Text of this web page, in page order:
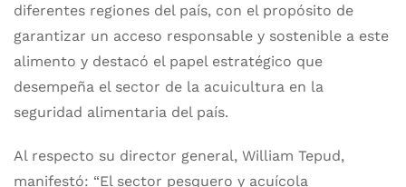
diferentes regiones del país, con el propósito de
garantizar un acceso responsable y sostenible a este
alimento y destacó el papel estratégico que
desempeña el sector de la acuicultura en la
seguridad alimentaria del país.
Al respecto su director general, William Tepud,
manifestó: “El sector pesquero y acuícola